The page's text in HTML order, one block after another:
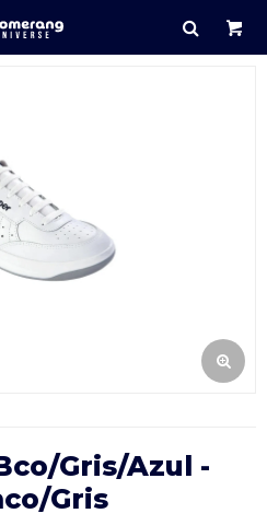
gris/azul -
gris